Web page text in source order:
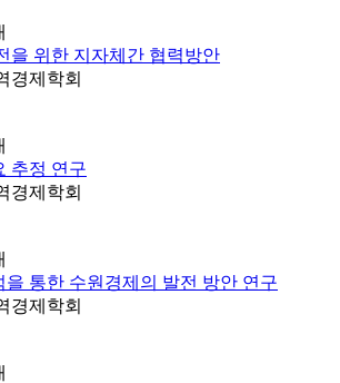
을 위한 지자체간 협력방안
경제학회
추정 연구
경제학회
을 통한 수원경제의 발전 방안 연구
경제학회